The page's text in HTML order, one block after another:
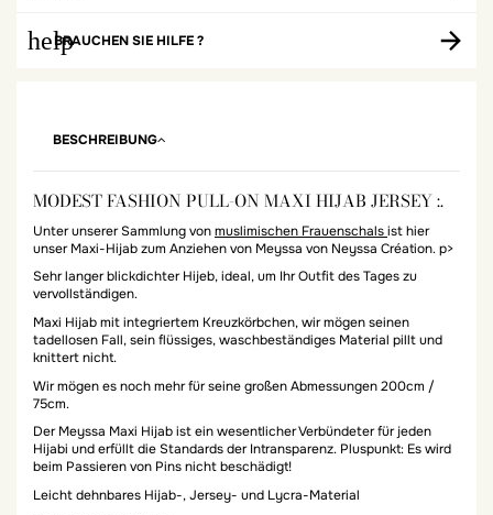
helpBRAUCHEN SIE HILFE ?
BESCHREIBUNG
MODEST FASHION PULL-ON MAXI HIJAB JERSEY :.
Unter unserer Sammlung vonmuslimischen Frauenschalsist hier
unser Maxi-Hijab zum Anziehen von Meyssa von Neyssa Création. p>
Sehr langer blickdichter Hijeb, ideal, um Ihr Outfit des Tages zu
vervollständigen.
Maxi Hijab mit integriertem Kreuzkörbchen, wir mögen seinen
tadellosen Fall, sein flüssiges, waschbeständiges Material pillt und
knittert nicht.
Wir mögen es noch mehr für seine großen Abmessungen 200cm /
75cm.
Der Meyssa Maxi Hijab ist ein wesentlicher Verbündeter für jeden
Hijabi und erfüllt die Standards der Intransparenz. Pluspunkt: Es wird
beim Passieren von Pins nicht beschädigt!
Leicht dehnbares Hijab-, Jersey- und Lycra-Material